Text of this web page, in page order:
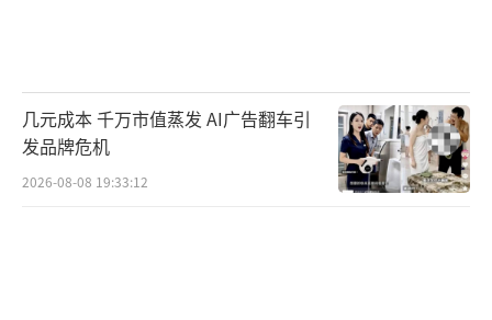
几元成本 千万市值蒸发 AI广告翻车引
发品牌危机
2026-08-08 19:33:12